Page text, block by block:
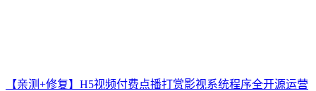
【亲测+修复】H5视频付费点播打赏影视系统程序全开源运营